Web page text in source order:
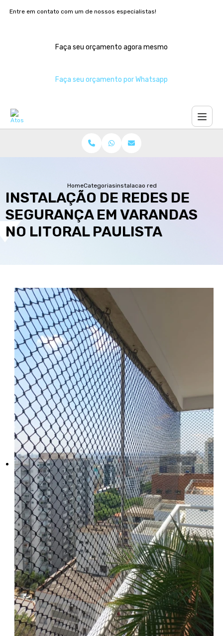
Entre em contato com um de nossos especialistas!
Faça seu orçamento agora mesmo
Faça seu orçamento por Whatsapp
HomeCategoriasinstalacao redes seguranca
INSTALAÇÃO DE REDES DE
SEGURANÇA EM VARANDAS
NO LITORAL PAULISTA